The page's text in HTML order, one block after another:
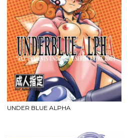
UNDER BLUE ALPHA